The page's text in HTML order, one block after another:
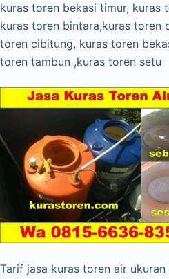
kuras toren bekasi timur, kuras
kuras toren bintara,kuras toren
toren cibitung, kuras toren
toren tambun ,kuras toren setu
Tarif jasa kuras toren air